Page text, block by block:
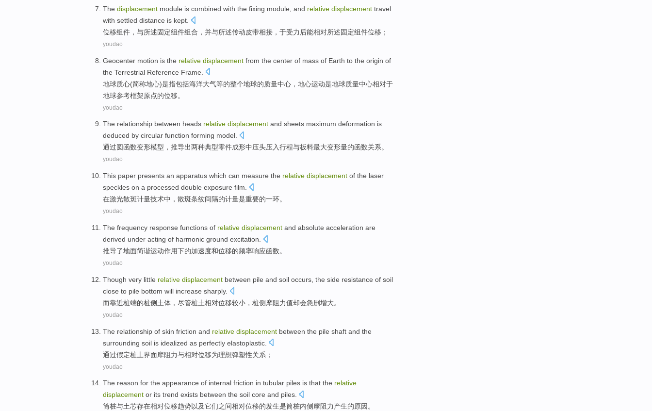
The displacement module is combined with the fixing module; and relative displacement travel
with settled distance is kept
位移组件 ， 与所述固定组件组合 ， 并与所述传动皮带相接 ，于受力后能相对所述固定组件位移；
youdao
Geocenter motion is the relative displacement from the center of mass of Earth to the origin of
the Terrestrial Reference Frame
地球质心(简称地心)是指包括海洋大气等的整个地球的质量中心 ，地心运动是地球质量中心相对于
地球参考框架原点的位移。
youdao
The relationship between heads relative displacement and sheets maximum deformation is
deduced by circular function forming model.
通过圆函数变形模型， 推导出两种典型零件成形中压头压入行程与板料最大变形量的函数关系。
youdao
This paper presents an apparatus which can measure the relative displacement of the laser
speckles on a processed double exposure film.
在激光散斑计量技术中，散斑条纹间隔的计量是重要的一环。
youdao
The frequency response functions of relative displacement and absolute acceleration are
derived under acting of harmonic ground excitation.
推导了地面简谐运动作用下的加速度和位移的频率响应函数。
youdao
Though very little relative displacement between pile and soil occurs, the side resistance of soil
close to pile bottom will increase sharply.
而靠近桩端的桩侧 土体 ， 尽管桩土相对位移较小，桩侧摩阻力值却会急剧增大。
youdao
The relationship of skin friction and relative displacement between the pile shaft and the
surrounding soil is idealized as perfectly elastoplastic
通过假定桩土界面摩阻力与相对位移为理想弹塑性关系 ；
youdao
The reason for the appearance of internal friction in tubular piles is that the relative
displacement or its trend exists between the soil core and piles.
筒桩与土芯存在相对位移趋势以及它们之间相对位移的发生是筒桩内侧 摩阻力产生的原因。